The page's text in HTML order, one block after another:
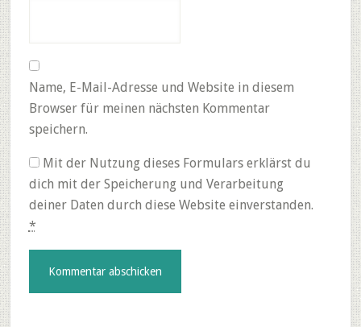
Name, E-Mail-Adresse und Website in diesem
Browser für meinen nächsten Kommentar
speichern.
Mit der Nutzung dieses Formulars erklärst du
dich mit der Speicherung und Verarbeitung
deiner Daten durch diese Website einverstanden.
*